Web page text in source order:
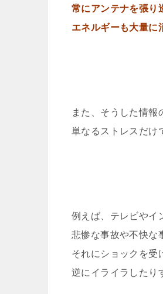
常にアンテナを張り
エネルギーも大量に
また、そうした情報
単なるストレスだけ
例えば、テレビやイ
悲惨な事故や不快な
それにショックを受
逆にイライラしたり